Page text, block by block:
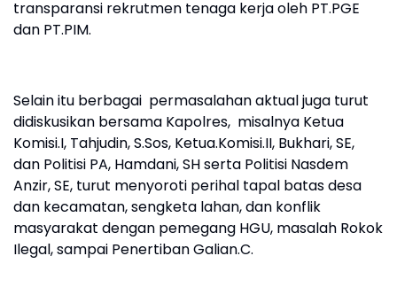
transparansi rekrutmen tenaga kerja oleh PT.PGE
dan PT.PIM.
Selain itu berbagai permasalahan aktual juga turut
didiskusikan bersama Kapolres, misalnya Ketua
Komisi.I, Tahjudin, S.Sos, Ketua.Komisi.II, Bukhari, SE,
dan Politisi PA, Hamdani, SH serta Politisi Nasdem
Anzir, SE, turut menyoroti perihal tapal batas desa
dan kecamatan, sengketa lahan, dan konflik
masyarakat dengan pemegang HGU, masalah Rokok
Ilegal, sampai Penertiban Galian.C.